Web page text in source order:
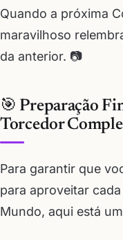
Quando a próxima
maravilhoso
da anterior. 📷
🎯 Preparação
Torcedor
Para garantir que
para aproveitar
Mundo, aqui está